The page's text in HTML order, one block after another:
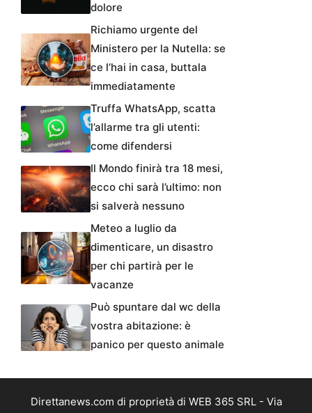
dolore
Richiamo urgente del
Ministero per la Nutella: se
ce l’hai in casa, buttala
immediatamente
Truffa WhatsApp, scatta
l’allarme tra gli utenti:
come difendersi
Il Mondo finirà tra 18 mesi,
ecco chi sarà l’ultimo: non
si salverà nessuno
Meteo a luglio da
dimenticare, un disastro
per chi partirà per le
vacanze
Può spuntare dal wc della
vostra abitazione: è
panico per questo animale
Direttanews.com di proprietà di WEB 365 SRL - Via